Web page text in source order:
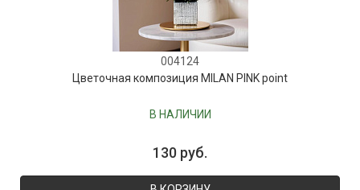
004124
Цветочная композиция MILAN PINK point
В НАЛИЧИИ
130 руб.